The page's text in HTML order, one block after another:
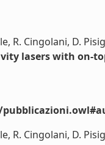
R. Cingolani, D.
lasers with on-
R. Cingolani, D.